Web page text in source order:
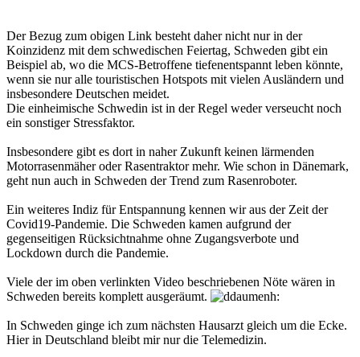
Der Bezug zum obigen Link besteht daher nicht nur in der
Koinzidenz mit dem schwedischen Feiertag, Schweden gibt ein
Beispiel ab, wo die MCS-Betroffene tiefenentspannt leben könnte,
wenn sie nur alle touristischen Hotspots mit vielen Ausländern und
insbesondere Deutschen meidet.
Die einheimische Schwedin ist in der Regel weder verseucht noch
ein sonstiger Stressfaktor.
Insbesondere gibt es dort in naher Zukunft keinen lärmenden
Motorrasenmäher oder Rasentraktor mehr. Wie schon in Dänemark,
geht nun auch in Schweden der Trend zum Rasenroboter.
Ein weiteres Indiz für Entspannung kennen wir aus der Zeit der
Covid19-Pandemie. Die Schweden kamen aufgrund der
gegenseitigen Rücksichtnahme ohne Zugangsverbote und
Lockdown durch die Pandemie.
Viele der im oben verlinkten Video beschriebenen Nöte wären in
Schweden bereits komplett ausgeräumt.
In Schweden ginge ich zum nächsten Hausarzt gleich um die Ecke.
Hier in Deutschland bleibt mir nur die Telemedizin.